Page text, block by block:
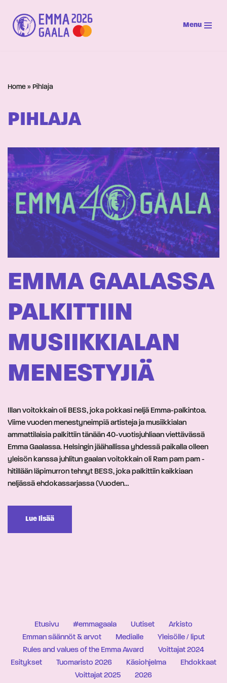
Siirry
suoraan
Menu
Home » Pihlaja
PIHLAJA
EMMA GAALASSA
PALKITTIIN
MUSIIKKIALAN
MENESTYJIÄ
Illan voitokkain oli BESS, joka pokkasi neljä Emma-palkintoa.
Viime vuoden menestyneimpiä artisteja ja musiikkialan
ammattilaisia palkittiin tänään 40-vuotisjuhliaan viettävässä
Emma Gaalassa. Helsingin jäähallissa yhdessä paikalla olleen
yleisön kanssa juhlitun gaalan voitokkain oli Ram pam pam -
hitillään läpimurron tehnyt BESS, joka palkittiin kaikkiaan
neljässä ehdokassarjassa (Vuoden…
Lue lisää
Etusivu #emmagaala Uutiset
Arkisto
Emman säännöt & arvot
Medialle
Yleisölle / liput
Rules and values of the Emma Award
Voittajat 2024
Esitykset
Tuomaristo 2026 Käsiohjelma
Ehdokkaat
Voittajat 2025
2026